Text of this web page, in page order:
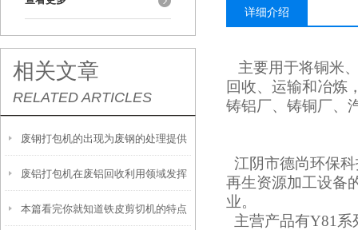
相关文章
RELATED ARTICLES
废钢打包机的出现为废钢的处理提供
了便捷和高效的解决方案
废铝打包机在废铝回收利用领域发挥
着很大的作用
本篇看完你就知道铁皮剪切机的特点
详细介绍
主要用于将铜米
回收、运输和冶炼
铸铝厂、铸铜厂、
江阴市德尚环保
再生资源加工设备
业。
主营产品有Y81